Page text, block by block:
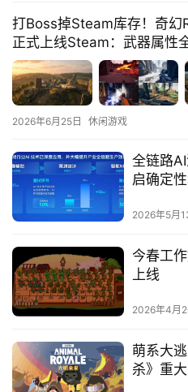
首
页
游
茶
打Boss掉Steam库存！奇幻
正式上线Steam：武器属性
2026年6月25日 休闲游戏
全链路
启确定
2026年5月
今春工
上线
2026年4月
萌系大
杀》重